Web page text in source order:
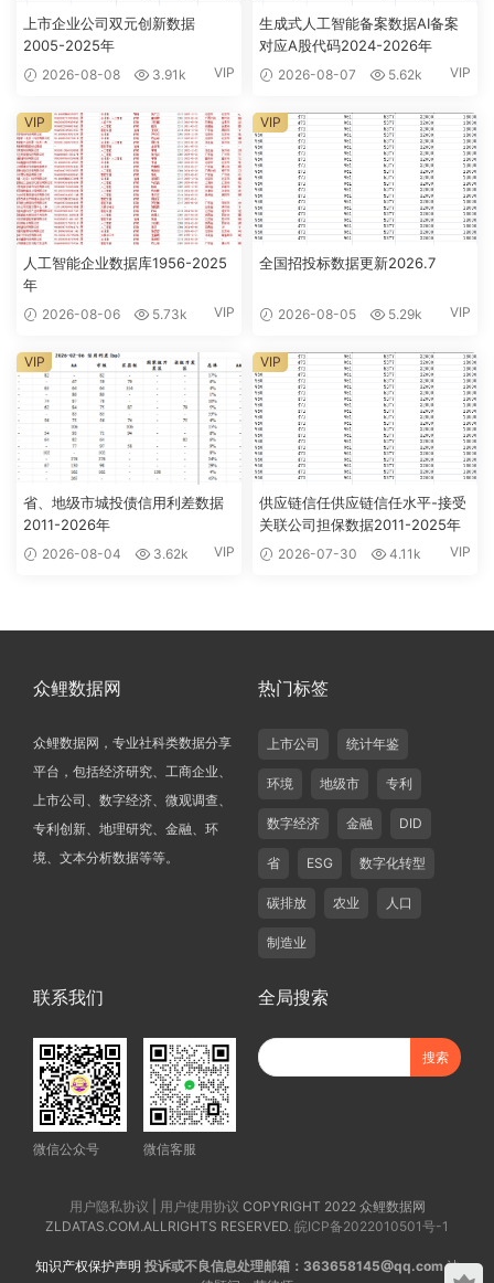
上市企业公司双元创新数据
2005-2025年
2026-08-08 3.91k VIP
生成式人工智能备案数据AI备案
对应A股代码2024-2026年
2026-08-07 5.62k VIP
人工智能企业数据库1956-2025
年
2026-08-06 5.73k VIP
VIP
全国招投标数据更新2026.7
2026-08-05 5.29k VIP
VIP
省、地级市城投债信用利差数据
2011-2026年
2026-08-04 3.62k VIP
VIP
供应链信任供应链信任水平-接受
关联公司担保数据2011-2025年
2026-07-30 4.11k VIP
VIP
众鲤数据网
众鲤数据网，专业社科类数据分享
平台，包括经济研究、工商企业、
上市公司、数字经济、微观调查、
专利创新、地理研究、金融、环
境、文本分析数据等等。
热门标签
上市公司 统计年鉴
环境 地级市 专利
数字经济 金融 DID
省 ESG 数字化转型
碳排放 农业 人口
制造业
联系我们
微信公众号 微信客服
全局搜索
用户隐私协议 用户使用协议 COPYRIGHT 2022 众鲤数据网
ZLDATAS.COM.ALLRIGHTS RESERVED. 皖ICP备2022010501号-1
知识产权保护声明 投诉或不良信息处理邮箱：363658145@qq.com法